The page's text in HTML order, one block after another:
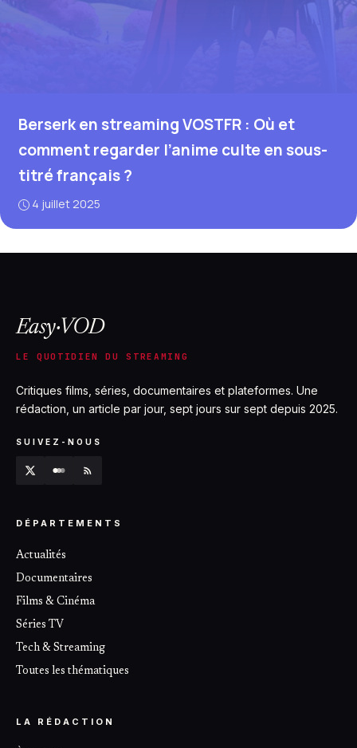
Berserk en streaming VOSTFR : Où et
comment regarder l’anime culte en sous-
titré français ?
4 juillet 2025
Easy·VOD
LE QUOTIDIEN DU STREAMING
Critiques films, séries, documentaires et plateformes. Une
rédaction, un article par jour, sept jours sur sept depuis 2025.
SUIVEZ-NOUS
DÉPARTEMENTS
Actualités
Documentaires
Films & Cinéma
Séries TV
Tech & Streaming
Toutes les thématiques
LA RÉDACTION